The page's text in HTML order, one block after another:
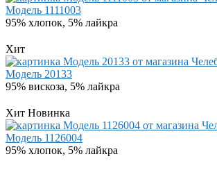
Модель 1111003
95% хлопок, 5% лайкра
Хит
Модель 20133
95% вискоза, 5% лайкра
Хит Новинка
Модель 1126004
95% хлопок, 5% лайкра